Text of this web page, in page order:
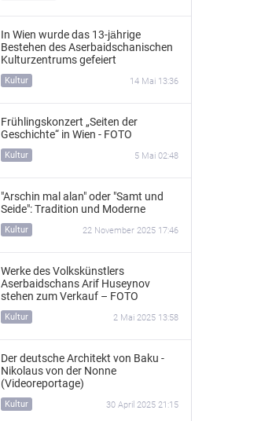
In Wien wurde das 13‑jährige
Bestehen des Aserbaidschanischen
Kulturzentrums gefeiert
Kultur 14 Mai 13:36
Frühlingskonzert „Seiten der
Geschichte“ in Wien - FOTO
Kultur 5 Mai 02:48
"Arschin mal alan" oder "Samt und
Seide": Tradition und Moderne
Kultur 22 November 2025 17:46
Werke des Volkskünstlers
Aserbaidschans Arif Huseynov
stehen zum Verkauf – FOTO
Kultur 2 Mai 2025 13:58
Der deutsche Architekt von Baku -
Nikolaus von der Nonne
(Videoreportage)
Kultur 30 April 2025 21:15